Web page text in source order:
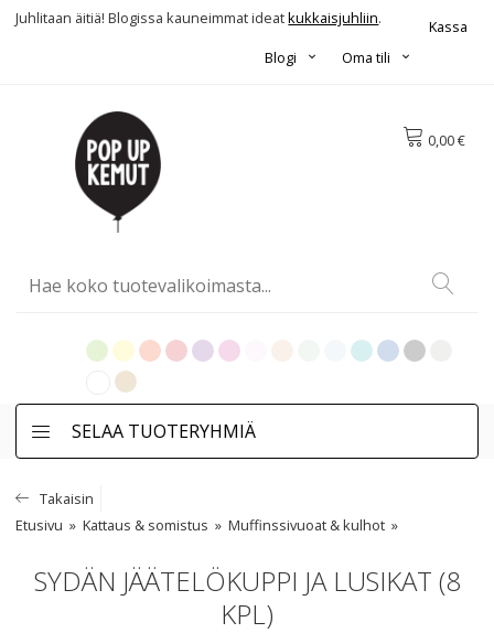
Juhlitaan äitiä! Blogissa kauneimmat ideatkukkaisjuhliin.
Kassa
Oma tili
Blogi
0,00 €
SELAA TUOTERYHMIÄ
Takaisin
Etusivu
Kattaus & somistus Muffinssivuoat & kulhot
SYDÄN JÄÄTELÖKUPPI JA LUSIKAT (8
KPL)